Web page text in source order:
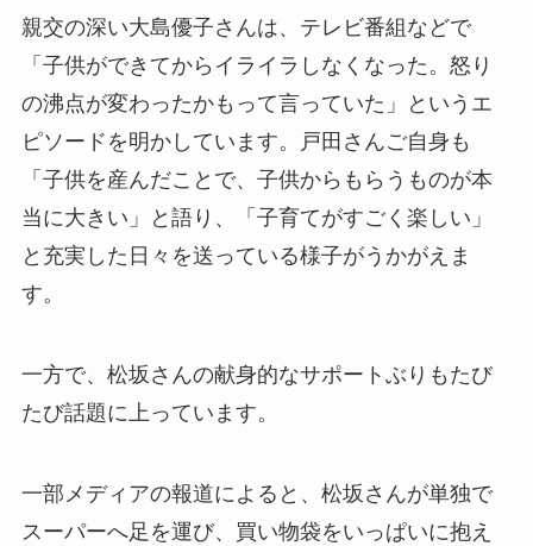
親交の深い大島優子さんは、テレビ番組などで
「子供ができてからイライラしなくなった。怒り
の沸点が変わったかもって言っていた」というエ
ピソードを明かしています。戸田さんご自身も
「子供を産んだことで、子供からもらうものが本
当に大きい」と語り、「子育てがすごく楽しい」
と充実した日々を送っている様子がうかがえま
す。
一方で、松坂さんの献身的なサポートぶりもたび
たび話題に上っています。
一部メディアの報道によると、松坂さんが単独で
スーパーへ足を運び、買い物袋をいっぱいに抱え